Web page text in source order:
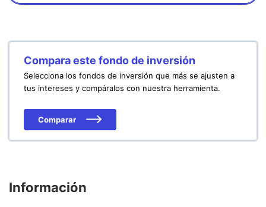
Compara este fondo de inversión
Selecciona los fondos de inversión que más se ajusten a
tus intereses y compáralos con nuestra herramienta.
Comparar
Información